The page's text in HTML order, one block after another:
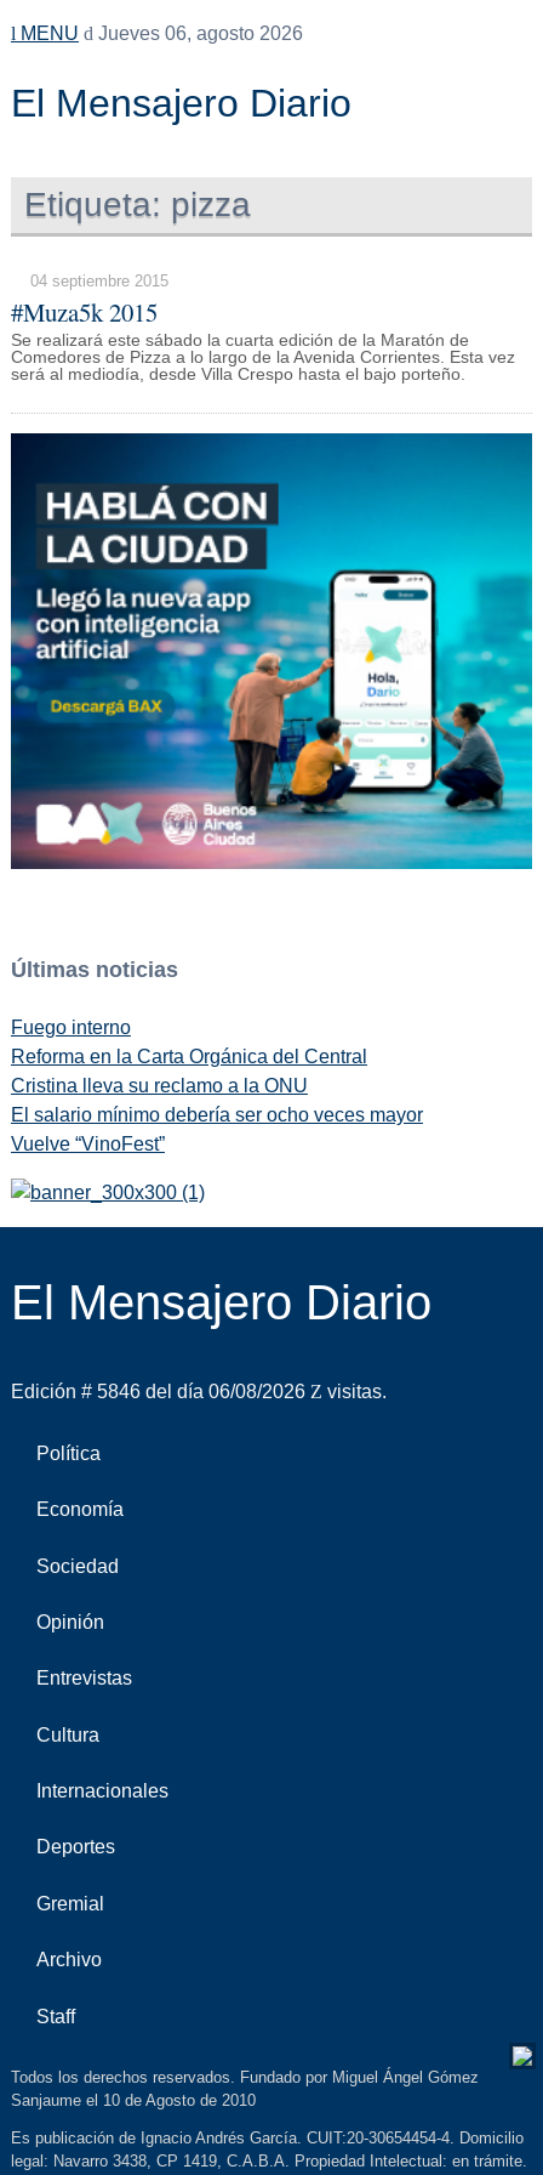
MENU Jueves 06, agosto 2026
El Mensajero Diario
Etiqueta: pizza
04 septiembre 2015
#Muza5k 2015
Se realizará este sábado la cuarta edición de la Maratón de
Comedores de Pizza a lo largo de la Avenida Corrientes. Esta vez
será al mediodía, desde Villa Crespo hasta el bajo porteño.
Últimas noticias
Fuego interno
Reforma en la Carta Orgánica del Central
Cristina lleva su reclamo a la ONU
El salario mínimo debería ser ocho veces mayor
Vuelve “VinoFest”
El Mensajero Diario
Edición # 5846 del día 06/08/2026 visitas.
Política
Economía
Sociedad
Opinión
Entrevistas
Cultura
Internacionales
Deportes
Gremial
Archivo
Staff
Todos los derechos reservados. Fundado por Miguel Ángel Gómez
Sanjaume el 10 de Agosto de 2010
Es publicación de Ignacio Andrés García. CUIT:20-30654454-4. Domicilio
legal: Navarro 3438, CP 1419, C.A.B.A. Propiedad Intelectual: en trámite.